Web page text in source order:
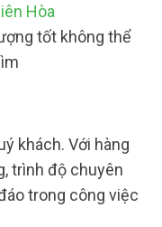
Hòa
tốt không thể
khách. Với hàng
trình độ chuyên
trong công việc